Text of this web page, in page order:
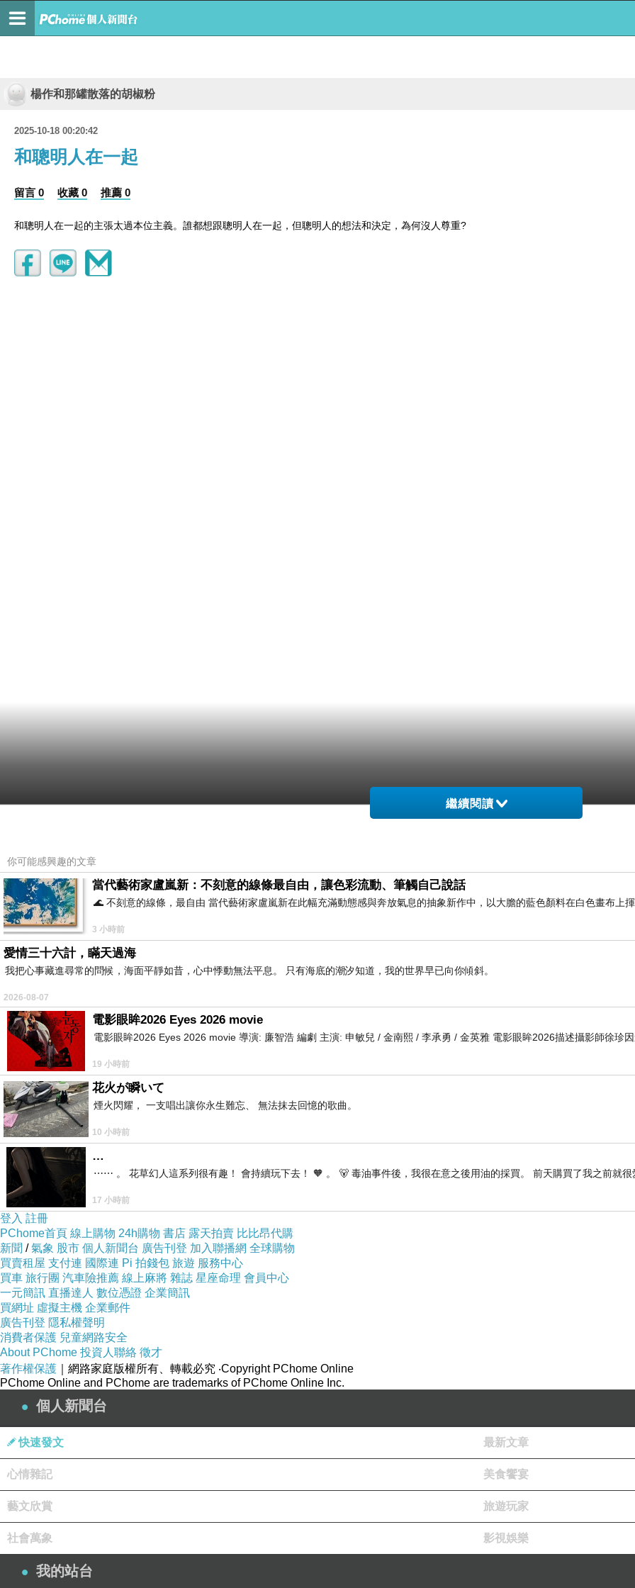
楊作和那罐散落的胡椒粉
2025-10-18 00:20:42
和聰明人在一起
留言 0 收藏 0 推薦 0
和聰明人在一起的主張太過本位主義。誰都想跟聰明人在一起，但聰明人的想法和決定，為何沒人尊重?
繼續閱讀
你可能感興趣的文章
當代藝術家盧嵐新：不刻意的線條最自由，讓色彩流動、筆觸自己說話
🌊 不刻意的線條，最自由 當代藝術家盧嵐新在此幅充滿動態感與奔放氣息的抽象新作中，以大膽的藍色顏料在白色畫布上
3 小時前
愛情三十六計，瞞天過海
我把心事藏進尋常的問候，海面平靜如昔，心中悸動無法平息。 只有海底的潮汐知道，我的世界早已向你傾斜。
2026-08-07
電影眼眸2026 Eyes 2026 movie
電影眼眸2026 Eyes 2026 movie 導演: 廉智浩 編劇 主演: 申敏兒 / 金南熙 / 李承勇 / 金英雅 電影眼眸2026描述攝影師徐珍
19 小時前
花火が瞬いて
煙火閃耀， 一支唱出讓你永生難忘、 無法抹去回憶的歌曲。
10 小時前
…
⋯⋯ 。 花草幻人這系列很有趣！ 會持續玩下去！ 🧡 。 🐻 毒油事件後，我很在意之後用油的採買。 前天購買了我之前就很
17 小時前
登入 註冊
PChome首頁 線上購物 24h購物 書店 露天拍賣 比比昂代購
新聞 /氣象 股市 個人新聞台 廣告刊登 加入聯播網 全球購物
買賣租屋 支付連 國際連 Pi 拍錢包 旅遊 服務中心
買車 旅行團 汽車險推薦 線上麻將 雜誌 星座命理 會員中心
一元簡訊 直播達人 數位憑證 企業簡訊
買網址 虛擬主機 企業郵件
廣告刊登 隱私權聲明
消費者保護 兒童網路安全
About PChome 投資人聯絡 徵才
著作權保護 ｜網路家庭版權所有、轉載必究 ‧Copyright PChome Online
PChome Online and PChome are trademarks of PChome Online Inc.
個人新聞台
快速發文 最新文章
心情雜記 美食饗宴
藝文欣賞 旅遊玩家
社會萬象 影視娛樂
我的站台